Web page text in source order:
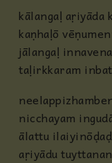
kālangaḷ aṛiyāda
kaṇhaḷō
jālangaḷ
taḷirkkaram
nicchayam
ālattu
aṛiyādu